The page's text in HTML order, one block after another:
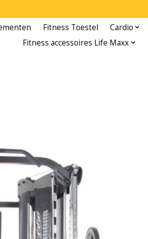
Fitness Toestel Cardio
Fitness accessoires Life Maxx